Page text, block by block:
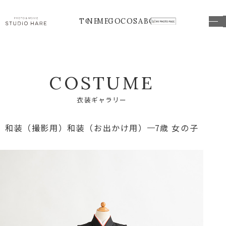
TOP
NEWS
MENU
GOODS
COSTUME
ABOUT
COSTUME
衣装ギ ャ ラ リ ー
和装（撮影用）和装（お出かけ用） 7歳 女の子